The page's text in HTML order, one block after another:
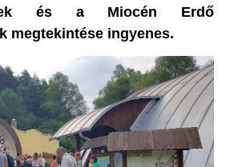
és a Miocén Erdő
megtekintése ingyenes.